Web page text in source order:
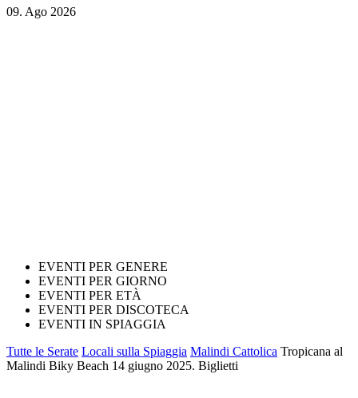
09. Ago 2026
EVENTI PER GENERE
EVENTI PER GIORNO
EVENTI PER ETÀ
EVENTI PER DISCOTECA
EVENTI IN SPIAGGIA
Tutte le Serate Locali sulla Spiaggia Malindi Cattolica Tropicana al
Malindi Biky Beach 14 giugno 2025. Biglietti